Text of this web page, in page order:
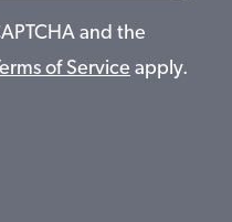
and the
of Service apply.